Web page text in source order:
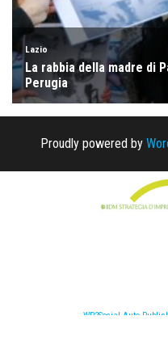
Proudly powered by
WP2Social Auto